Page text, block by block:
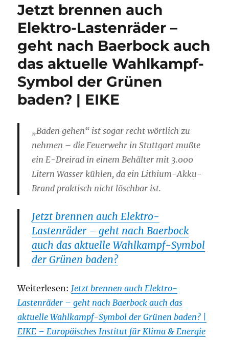
Jetzt brennen auch
Elektro-Lastenräder –
geht nach Baerbock auch
das aktuelle Wahlkampf-
Symbol der Grünen
baden? | EIKE
„Baden gehen“ ist sogar recht wörtlich zu
nehmen – die Feuerwehr in Stuttgart mußte
ein E-Dreirad in einem Behälter mit 3.000
Litern Wasser kühlen, da ein Lithium-Akku-
Brand praktisch nicht löschbar ist.
Jetzt brennen auch Elektro-
Lastenräder – geht nach Baerbock
auch das aktuelle Wahlkampf-Symbol
der Grünen baden?
Weiterlesen: Jetzt brennen auch Elektro-
Lastenräder – geht nach Baerbock auch das
aktuelle Wahlkampf-Symbol der Grünen baden? |
EIKE – Europäisches Institut für Klima & Energie